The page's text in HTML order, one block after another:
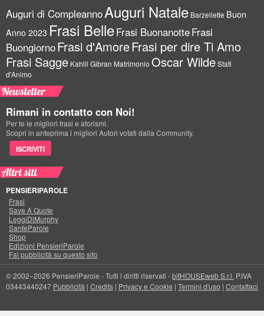
Auguri di CompleannoAuguri Natale Barzellette Buon
Anno 2023 Frasi BelleFrasi BuonanotteFrasi
BuongiornoFrasi d'AmoreFrasi per dire Ti Amo
Frasi Sagge Kahlil Gibran Matrimonio Oscar WildeStati
d'Animo
Newsletter
Rimani in contatto con Noi!
Per te le migliori frasi e aforismi.
Scopri in anteprima i migliori Autori votati dalla Community.
ISCRIVITI
Altri siti
PENSIERIPAROLE
Frasi
Save A Quote
LeggiDiMurphy
SanteParole
Shop
Edizioni PensieriParole
Fai pubblicità su questo sito
© 2002–2026 PensieriParole - Tutti i diritti riservati -bitHOUSEweb S.r.l. P.IVA
03443440247 Pubblicità | Credits | Privacy e Cookie | Termini d'uso | Contattaci